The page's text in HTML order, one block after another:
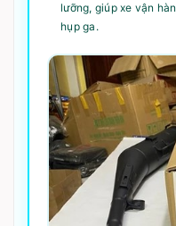
lưỡng, giúp xe vận
hụp ga.